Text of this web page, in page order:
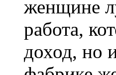
женщине
работа,
доход, но